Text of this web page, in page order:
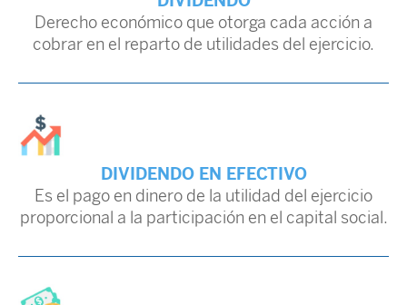
Derecho económico que otorga cada acción a
cobrar en el reparto de utilidades del ejercicio.
DIVIDENDO EN EFECTIVO
Es el pago en dinero de la utilidad del ejercicio
proporcional a la participación en el capital social.